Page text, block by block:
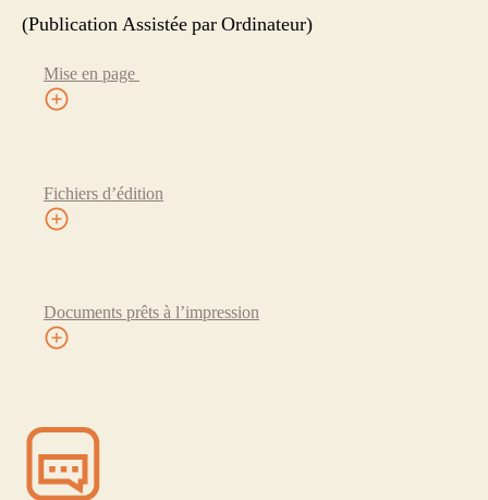
(Publication Assistée par Ordinateur)
Mise en page
Fichiers d’édition
Documents prêts à l’impression